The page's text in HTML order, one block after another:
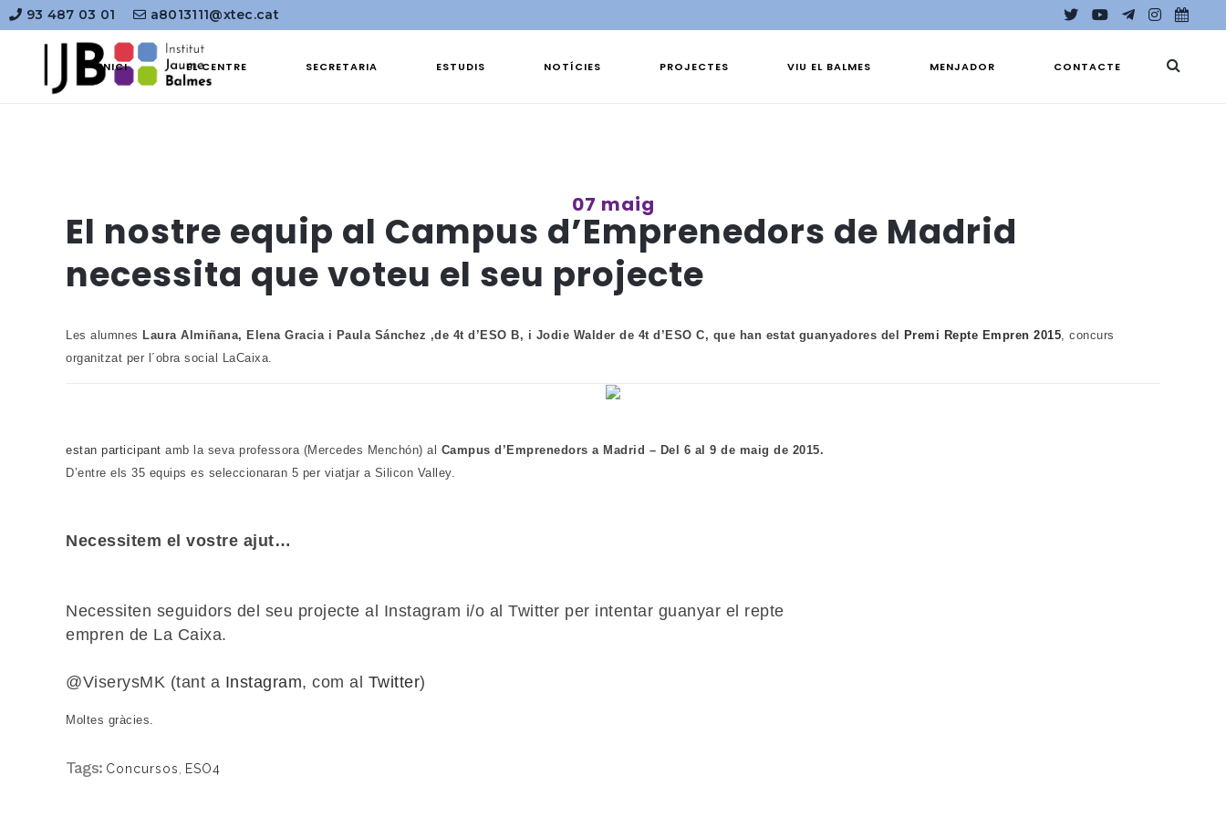
93 487 03 01 a8013111@xtec.cat
INICI EL CENTRE SECRETARIA ESTUDIS NOTÍCIES PROJECTES VIU EL BALMES MENJADOR CONTACTE
07 maig
El nostre equip al Campus d’Emprenedors de Madrid
necessita que voteu el seu projecte
Les alumnes Laura Almiñana, Elena Gracia i Paula Sánchez ,de 4t d’ESO B, i Jodie Walder de 4t d’ESO C, que han estat guanyadores del Premi Repte Empren 2015, concurs
organitzat per l´obra social LaCaixa.
estan participant amb la seva professora (Mercedes Menchón) al Campus d’Emprenedors a Madrid – Del 6 al 9 de maig de 2015.
D’entre els 35 equips es seleccionaran 5 per viatjar a Silicon Valley.
Necessitem el vostre ajut…
Necessiten seguidors del seu projecte al Instagram i/o al Twitter per intentar guanyar el repte
empren de La Caixa.
@ViserysMK (tant a Instagram, com al Twitter)
Moltes gràcies.
Tags: Concursos ESO4